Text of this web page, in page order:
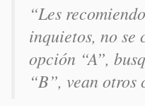
“Les
inquietos, no se
opción “A”,
“B”, vean otros